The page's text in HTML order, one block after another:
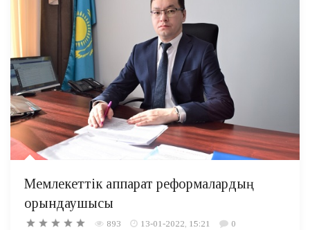
Мемлекеттік аппарат реформалардың
орындаушысы
893 13-01-2022, 15:21 0